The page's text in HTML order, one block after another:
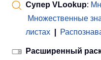
Супер VLookup:
Множественные
листах
Расширенный